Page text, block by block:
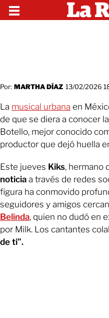
Por: MARTHA DÍAZ 13/02/2026
La musical urbana en
de que se diera a conocer la
Botello, mejor conocido
productor que dejó huella
Este jueves Kiks, hermano
noticia a través de redes
figura ha conmovido
seguidores y amigos
Belinda, quien no dudó en
por Milk. Los cantantes
de ti”.